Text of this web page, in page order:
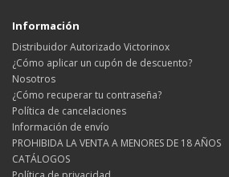
Información
Distribuidor Autorizado Victorinox
¿Cómo aplicar un cupón de descuento?
Nosotros
¿Cómo recuperar tu contraseña?
Política de cancelaciones
Información de envío
PROHIBIDA LA VENTA A MENORES DE 18 AÑOS
CATÁLOGOS